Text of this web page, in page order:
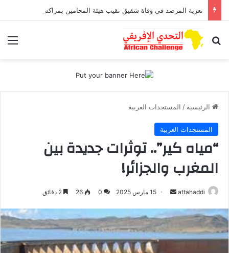
بحث عن
الرئيسية / المستجدات العربية
المستجدات العربية
“مياه كير”.. توثرات جديدة بين
المغرب والجزائر!
attahaddi
س
ب
15 مارس 2025 0
26